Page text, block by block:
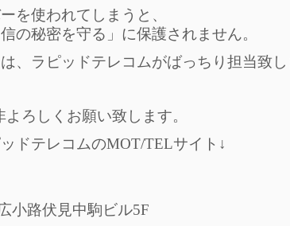
を使われてしまうと、
の秘密を守る」に保護されません。
、ラピッドテレコムがばっちり担当致し
ろしくお願い致します。
ドテレコムのMOT/TELサイト↓
小路伏見中駒ビル5F